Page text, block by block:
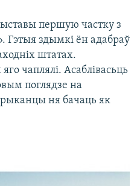
першую частку з
Гэтыя здымкі ён адабраў
штатах.
чаплялі. Асаблівасьць
поглядзе на
ня бачаць як